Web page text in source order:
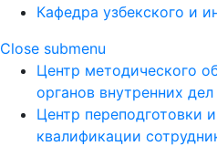
Кафедра узбекского и
Close submenu
Центр методического
органов внутренних дел
Центр переподготовки
квалификации